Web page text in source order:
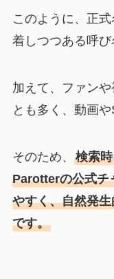
このように、正
着しつつある呼び
加えて、ファン
とも多く、動画
そのため、 検索
Parotterの公式チ
やすく、自然発
です。